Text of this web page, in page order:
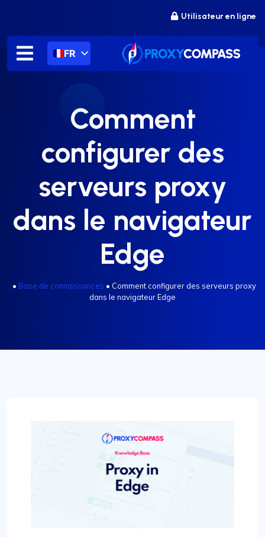
contenu
Utilisateur en ligne
FR
Comment
configurer des
serveurs proxy
dans le navigateur
Edge
• Base de connaissances • Comment configurer des serveurs proxy
dans le navigateur Edge